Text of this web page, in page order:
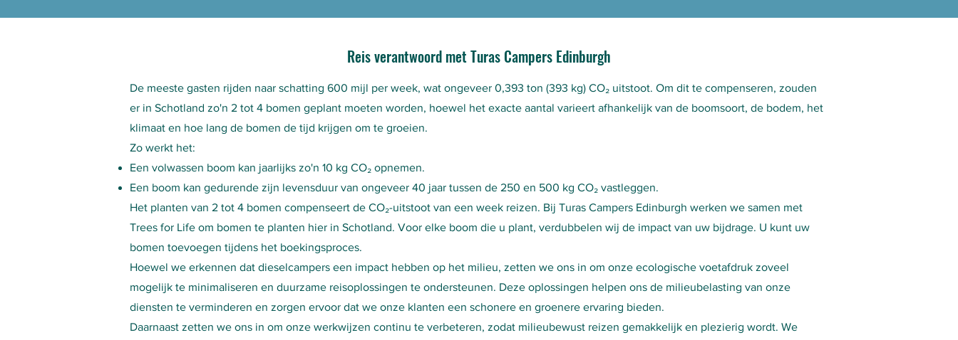
Reis verantwoord met Turas Campers Edinburgh
De meeste gasten rijden naar schatting 600 mijl per week, wat ongeveer 0,393 ton (393 kg) CO₂ uitstoot. Om dit te compenseren, zouden
er in Schotland zo'n 2 tot 4 bomen geplant moeten worden, hoewel het exacte aantal varieert afhankelijk van de boomsoort, de bodem, het
klimaat en hoe lang de bomen de tijd krijgen om te groeien.
Zo werkt het:
Een volwassen boom kan jaarlijks zo'n 10 kg CO₂ opnemen.
Een boom kan gedurende zijn levensduur van ongeveer 40 jaar tussen de 250 en 500 kg CO₂ vastleggen.
Het planten van 2 tot 4 bomen compenseert de CO₂-uitstoot van een week reizen. Bij Turas Campers Edinburgh werken we samen met
Trees for Life om bomen te planten hier in Schotland. Voor elke boom die u plant, verdubbelen wij de impact van uw bijdrage. U kunt uw
bomen toevoegen tijdens het boekingsproces.
Hoewel we erkennen dat dieselcampers een impact hebben op het milieu, zetten we ons in om onze ecologische voetafdruk zoveel
mogelijk te minimaliseren en duurzame reisoplossingen te ondersteunen. Deze oplossingen helpen ons de milieubelasting van onze
diensten te verminderen en zorgen ervoor dat we onze klanten een schonere en groenere ervaring bieden.
Daarnaast zetten we ons in om onze werkwijzen continu te verbeteren, zodat milieubewust reizen gemakkelijk en plezierig wordt. We